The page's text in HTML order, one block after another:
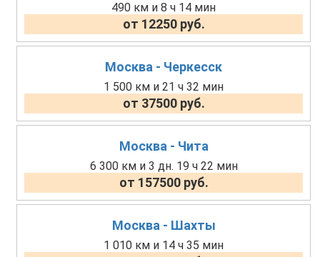
490 км и 8 ч 14 мин
от 12250 руб.
Москва - Черкесск
1 500 км и 21 ч 32 мин
от 37500 руб.
Москва - Чита
6 300 км и 3 дн. 19 ч 22 мин
от 157500 руб.
Москва - Шахты
1 010 км и 14 ч 35 мин